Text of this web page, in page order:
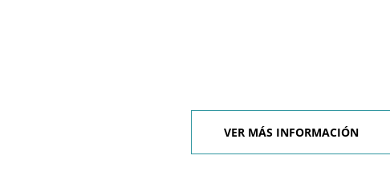
VER MÁS INFORMACIÓN